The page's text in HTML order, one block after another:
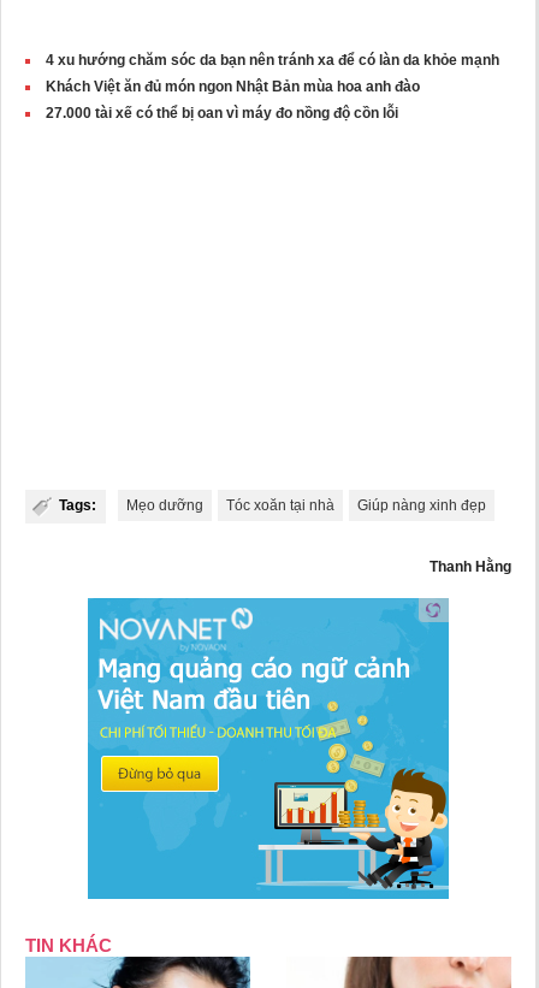
4 xu hướng chăm sóc da bạn nên tránh xa để có làn da khỏe mạnh
Khách Việt ăn đủ món ngon Nhật Bản mùa hoa anh đào
27.000 tài xế có thể bị oan vì máy đo nồng độ cồn lỗi
Tags: Mẹo dưỡng Tóc xoăn tại nhà Giúp nàng xinh đẹp
Thanh Hằng
TIN KHÁC